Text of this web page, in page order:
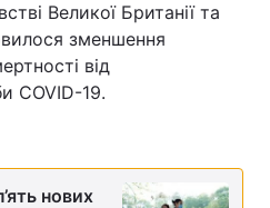
Великої Британії та
зменшення
від
COVID-19.
нових